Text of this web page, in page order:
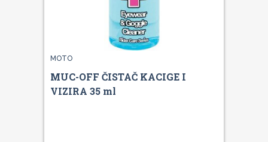
MOTO
MUC-OFF ČISTAČ KACIGE I
VIZIRA 35 ml